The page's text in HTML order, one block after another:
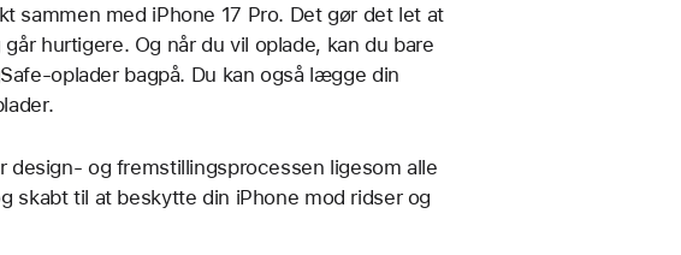
sammen med iPhone 17 Pro. Det gør det let at
hurtigere. Og når du vil oplade, kan du bare
oplader bagpå. Du kan også lægge din
og fremstillingsprocessen ligesom alle
skabt til at beskytte din iPhone mod ridser og